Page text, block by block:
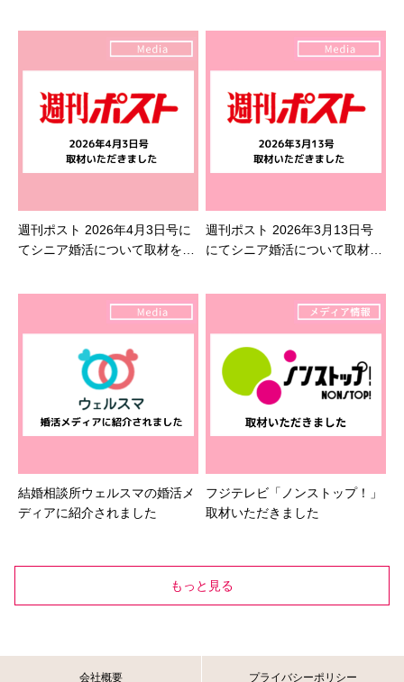
週刊ポスト 2026年4月3日号に
てシニア婚活について取材を受
週刊ポスト 2026年3月13日号
にてシニア婚活について取材を
結婚相談所ウェルスマの婚活メ
ディアに紹介されました
フジテレビ「ノンストップ！」
取材いただきました
もっと見る
会社概要 プライバシーポリシー